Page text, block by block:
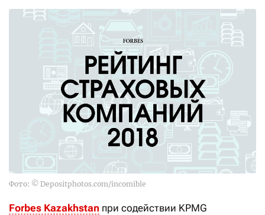
Фото: © Depositphotos.com/incomible
Forbes Kazakhstan при содействии KPMG